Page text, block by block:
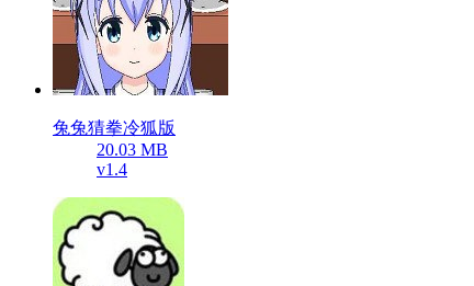
兔兔猜拳冷狐版
20.03 MB
v1.4